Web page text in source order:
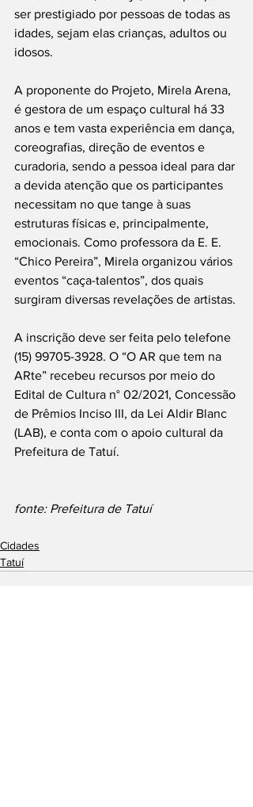
ser prestigiado por pessoas de todas as
idades, sejam elas crianças, adultos ou
idosos.
A proponente do Projeto, Mirela Arena,
é gestora de um espaço cultural há 33
anos e tem vasta experiência em dança,
coreografias, direção de eventos e
curadoria, sendo a pessoa ideal para dar
a devida atenção que os participantes
necessitam no que tange à suas
estruturas físicas e, principalmente,
emocionais. Como professora da E. E.
“Chico Pereira”, Mirela organizou vários
eventos “caça-talentos”, dos quais
surgiram diversas revelações de artistas.
A inscrição deve ser feita pelo telefone
(15) 99705-3928. O “O AR que tem na
ARte” recebeu recursos por meio do
Edital de Cultura n° 02/2021, Concessão
de Prêmios Inciso III, da Lei Aldir Blanc
(LAB), e conta com o apoio cultural da
Prefeitura de Tatuí.
fonte: Prefeitura de Tatuí
Cidades
Tatuí